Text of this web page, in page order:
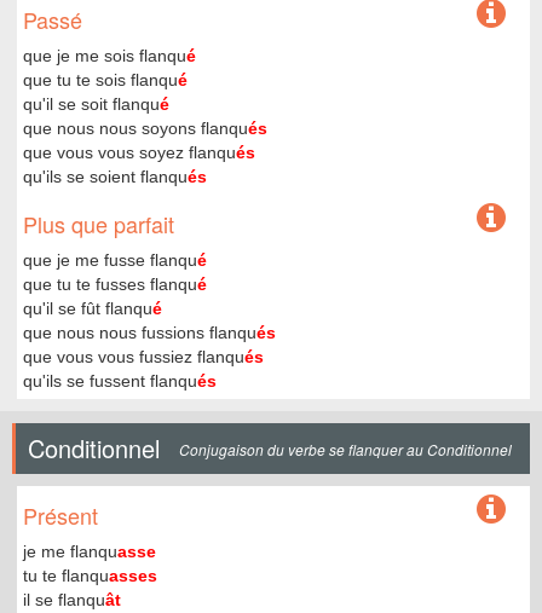
Passé
que je me sois flanqué
que tu te sois flanqué
qu'il se soit flanqué
que nous nous soyons flanqués
que vous vous soyez flanqués
qu'ils se soient flanqués
Plus que parfait
que je me fusse flanqué
que tu te fusses flanqué
qu'il se fût flanqué
que nous nous fussions flanqués
que vous vous fussiez flanqués
qu'ils se fussent flanqués
Conditionnel Conjugaison du verbe se flanquer au Conditionnel
Présent
je me flanquasse
tu te flanquasses
il se flanquât